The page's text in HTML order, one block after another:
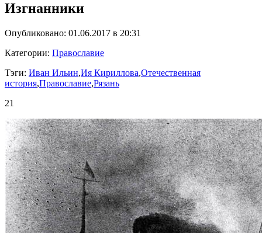
Изгнанники
Опубликовано: 01.06.2017 в 20:31
Категории: Православие
Тэги: Иван Ильин,Ия Кириллова,Отечественная
история,Православие,Рязань
21